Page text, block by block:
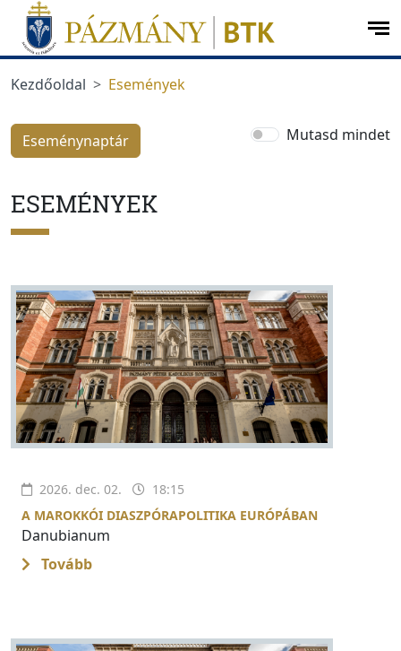
Ugrás a menüre
Ugrás a tartalomra
Kezdőoldal
Események
ESEMÉNYEK
Eseménynaptár Mutasd mindet
2026. dec. 02.
18:15
A MAROKKÓI DIASZPÓRAPOLITIKA EURÓPÁBAN
Danubianum
Tovább